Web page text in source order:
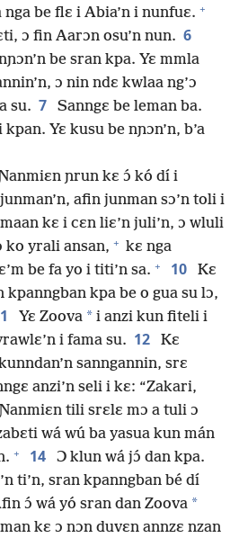
be flɛ i Abia’n i nunfuɛ. +
ɔ fin Aarɔn osu’n nun. 6
be sran kpa. Yɛ mmla
ɔ nin ndɛ kwlaa ng’ɔ
su. 7
Sanngɛ be leman ba.
Yɛ kusu be nɲɔn’n, b’a
ɲrun kɛ ɔ́ kó dí i
afin junman sɔ’n toli i
kɛ i cɛn liɛ’n juli’n, ɔ wluli
ko yrali ansan, + kɛ nga
be fa yo i titi’n sa. + 10
Kɛ
kpanngban kpa be o gua su lɔ,
Yɛ Zoova * i anzi kun fiteli i
i fama su. 12
Kɛ
sanngannin, srɛ
anzi’n seli i kɛ: “Zakari,
tili srɛlɛ mɔ a tuli ɔ
wá wú ba yasua kun mán
+ 14
Ɔ klun wá jɔ́ dan kpa.
ti’n, sran kpanngban bé dí
ɔ́ wá yó sran dan Zoova *
kɛ ɔ nɔn duvɛn annzɛ nzan